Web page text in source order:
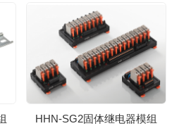
HHN-SG2固体继电器模组